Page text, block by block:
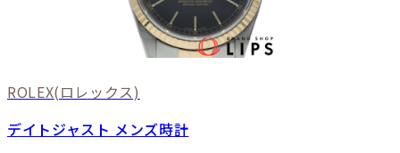
ROLEX(ロレックス)
デイトジャスト メンズ時計